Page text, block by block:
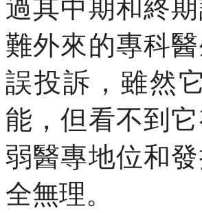
過其中期和終
難外來的專科
誤投訴，雖然
能，但看不到
弱醫專地位和
全無理。